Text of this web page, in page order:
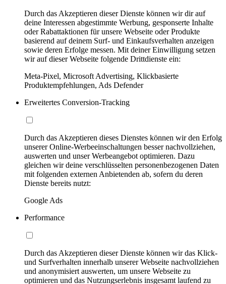
Durch das Akzeptieren dieser Dienste können wir dir auf
deine Interessen abgestimmte Werbung, gesponserte Inhalte
oder Rabattaktionen für unsere Webseite oder Produkte
basierend auf deinem Surf- und Einkaufsverhalten anzeigen
sowie deren Erfolge messen. Mit deiner Einwilligung setzen
wir auf dieser Webseite folgende Drittdienste ein:
Meta-Pixel, Microsoft Advertising, Klickbasierte
Produktempfehlungen, Ads Defender
Erweitertes Conversion-Tracking
Durch das Akzeptieren dieses Dienstes können wir den Erfolg
unserer Online-Werbeeinschaltungen besser nachvollziehen,
auswerten und unser Werbeangebot optimieren. Dazu
gleichen wir deine verschlüsselten personenbezogenen Daten
mit folgenden externen Anbietenden ab, sofern du deren
Dienste bereits nutzt:
Google Ads
Performance
Durch das Akzeptieren dieser Dienste können wir das Klick-
und Surfverhalten innerhalb unserer Webseite nachvollziehen
und anonymisiert auswerten, um unsere Webseite zu
optimieren und das Nutzungserlebnis insgesamt laufend zu